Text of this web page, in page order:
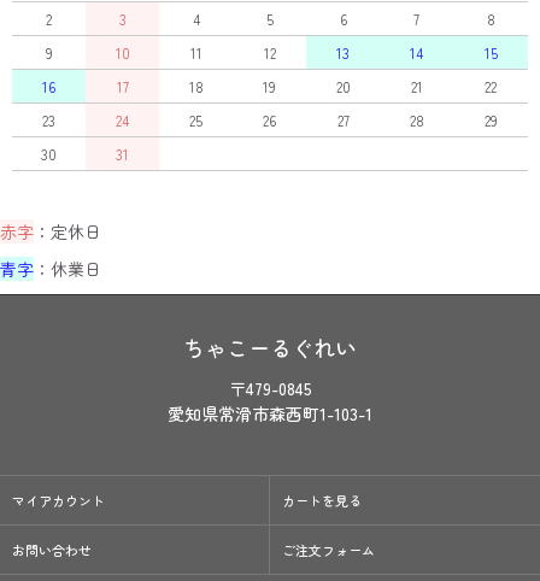
2
3 4 5 6 7
8
9
10 11 12 13 14
15
16
17 18 19 20 21
22
23
24 25 26 27 28
29
30
31
赤字 ：定休日
青字 ：休業日
ちゃこーるぐれい
〒479-0845
愛知県常滑市森西町1-103-1
マイアカウント カートを見る
お問い合わせ ご注文フォーム